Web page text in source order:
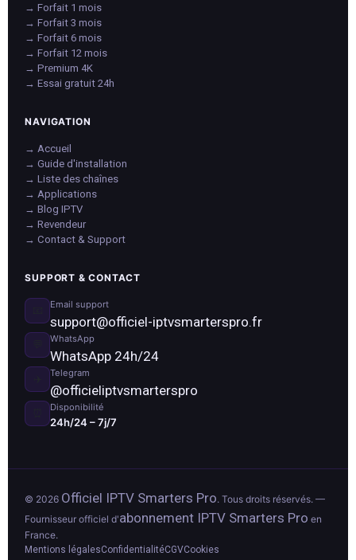
→ Forfait 1 mois
→ Forfait 3 mois
→ Forfait 6 mois
→ Forfait 12 mois
→ Premium 4K
→ Essai gratuit 24h
NAVIGATION
→ Accueil
→ Guide d'installation
→ Liste des chaînes
→ Applications
→ Blog IPTV
→ Revendeur
→ Contact & Support
SUPPORT & CONTACT
Email support
support@officiel-iptvsmarterspro.fr
WhatsApp
WhatsApp 24h/24
Telegram
@officieliptvsmarterspro
Disponibilité
24h/24 – 7j/7
© 2026 Officiel IPTV Smarters Pro. Tous droits réservés. —
Fournisseur officiel d'abonnement IPTV Smarters Pro en
France.
Mentions légalesConfidentialitéCGVCookies